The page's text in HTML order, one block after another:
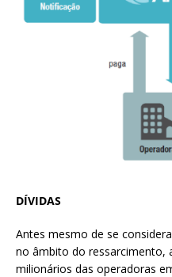
DÍVIDAS
Antes mesmo de se
no âmbito do ressarcimento,
milionários das operadoras